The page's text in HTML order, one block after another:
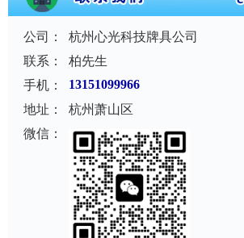
公司：
杭州心光科技牌具公司
联系：
柏先生
手机：
13151099966
地址：
杭州萧山区
微信：